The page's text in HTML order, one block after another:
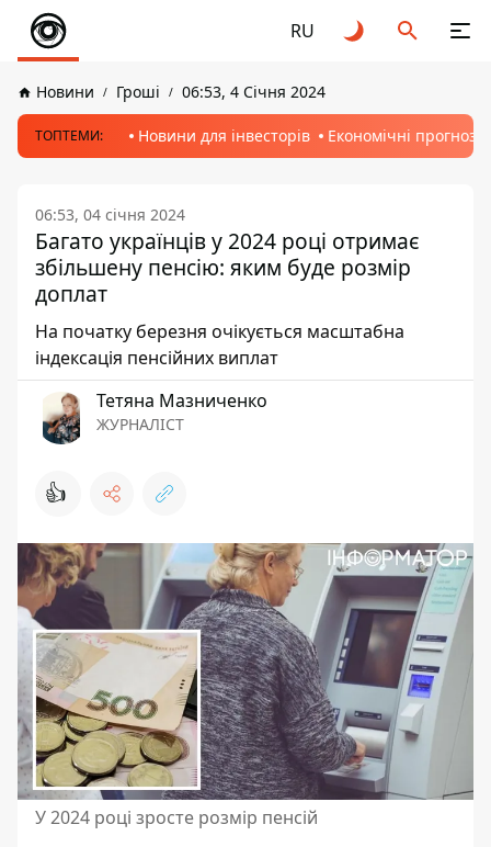
RU
Новини Гроші 06:53, 4 Січня 2024
ТОПТЕМИ: Новини для інвесторів Економічні прогнози
06:53, 04 січня 2024
Багато українців у 2024 році отримає
збільшену пенсію: яким буде розмір
доплат
На початку березня очікується масштабна
індексація пенсійних виплат
Тетяна Мазниченко
ЖУРНАЛІСТ
👍
У 2024 році зросте розмір пенсій